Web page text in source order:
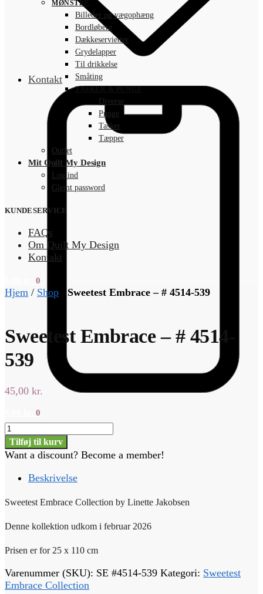
Kontakt
0
MØNSTRE
Billeder og vægophæng
Bordløbere
Dækkeservietter
Grydelapper
Til drikkelse
Småting
TASKER & PUNGE
Diverse
Punge
Tasker
Tæpper
Outlet
Mit Quilt My Design
Log ind
Glemt password
KUNDESERVICE
FAQs
Om Quilt My Design
Kontakt
0
Hjem / Shop Sweetest Embrace – # 4514-539
Sweetest Embrace – # 4514-
539
45,00 kr.
Sweetest
Embrace
-
4514-
antal
Tilføj til kurv
Want a discount? Become a member!
Beskrivelse
Sweetest Embrace Collection by Linette Jakobsen
Denne kollektion udkom i februar 2026
Prisen er for 25 x 110 cm
Varenummer (SKU): SE #4514-539 Kategori: Sweetest
Embrace Collection